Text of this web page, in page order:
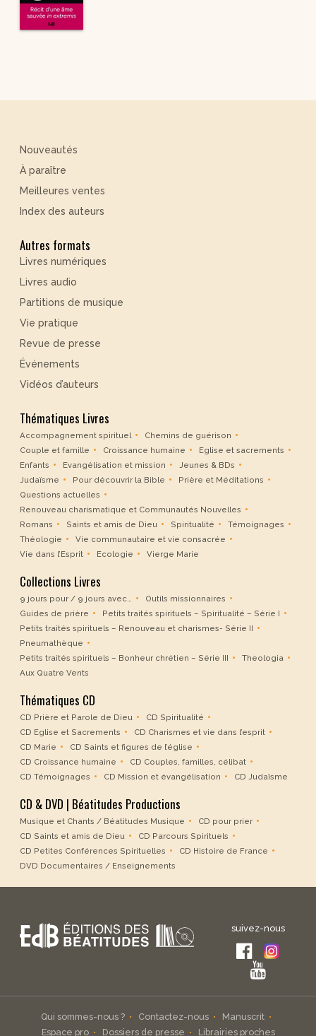
Nouveautés
À paraître
Meilleures ventes
Index des auteurs
Autres formats
Livres numériques
Livres audio
Partitions de musique
Vie pratique
Revue de presse
Événements
Vidéos d’auteurs
Thématiques Livres
Accompagnement spirituel
Chemins de guérison
Couple et famille
Croissance humaine
Eglise et sacrements
Enfants
Evangélisation et mission
Jeunes & BDs
Judaïsme
Pour découvrir la Bible
Prière et Méditations
Questions actuelles
Renouveau charismatique et Communautés Nouvelles
Romans
Saints et amis de Dieu Spiritualité
Témoignages
Théologie
Vie communautaire et vie consacrée
Vie dans l’Esprit
Ecologie Vierge Marie
Collections Livres
9 jours pour / 9 jours avec…
Outils missionnaires
Guides de prière
Petits traités spirituels – Spiritualité – Série I
Petits traités spirituels – Renouveau et charismes- Série II
Pneumathèque
Petits traités spirituels – Bonheur chrétien – Série III
Theologia
Aux Quatre Vents
Thématiques CD
CD Prière et Parole de Dieu
CD Spiritualité
CD Eglise et Sacrements
CD Charismes et vie dans l’esprit
CD Marie
CD Saints et figures de l’église
CD Croissance humaine
CD Couples, familles, célibat
CD Témoignages
CD Mission et évangélisation CD Judaïsme
CD & DVD | Béatitudes Productions
Musique et Chants / Béatitudes Musique
CD pour prier
CD Saints et amis de Dieu
CD Parcours Spirituels
CD Petites Conférences Spirituelles
CD Histoire de France
DVD Documentaires / Enseignements
suivez-nous
Qui sommes-nous ? Contactez-nous
Manuscrit
Espace pro
Dossiers de presse Librairies proches